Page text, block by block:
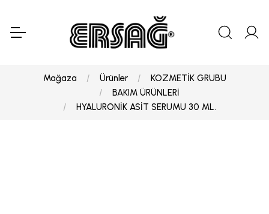
Mağaza Ürünler
KOZMETİK GRUBU
BAKIM ÜRÜNLERİ
HYALURONİK ASİT SERUMU 30 ML.